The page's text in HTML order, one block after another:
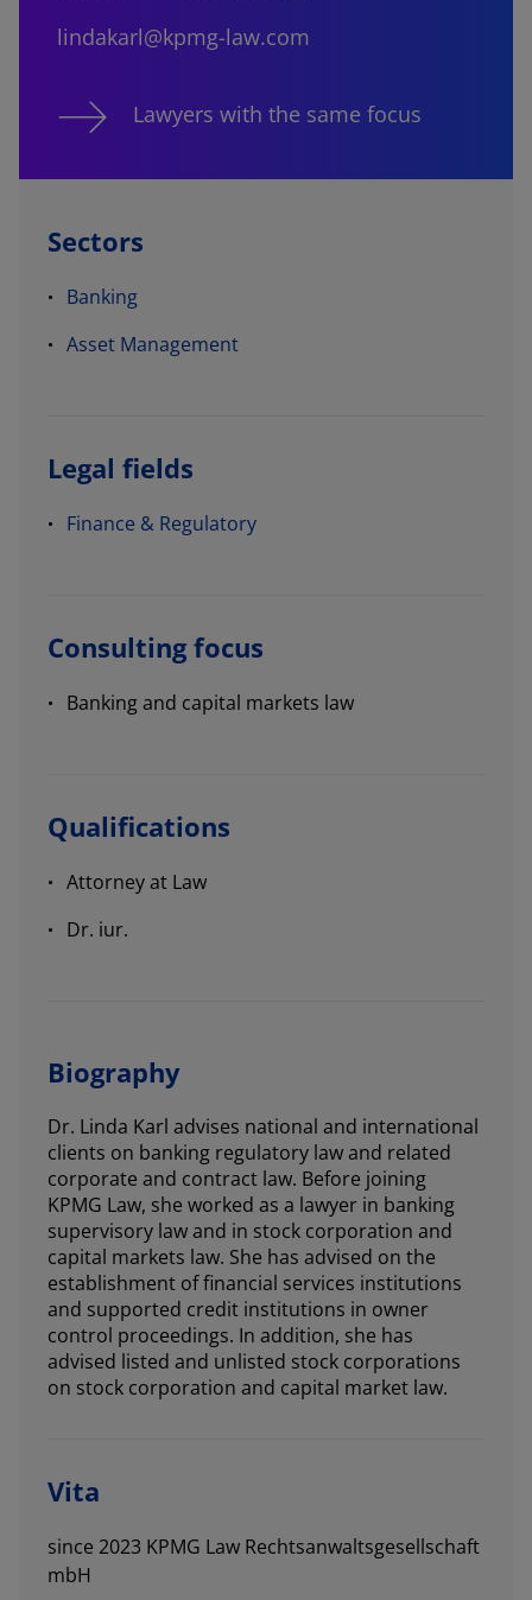
lindakarl@kpmg-law.com
Lawyers with the same focus
Sectors
Banking
Asset Management
Legal fields
Finance & Regulatory
Consulting focus
Banking and capital markets law
Qualifications
Attorney at Law
Dr. iur.
Biography
Dr. Linda Karl advises national and international
clients on banking regulatory law and related
corporate and contract law. Before joining
KPMG Law, she worked as a lawyer in banking
supervisory law and in stock corporation and
capital markets law. She has advised on the
establishment of financial services institutions
and supported credit institutions in owner
control proceedings. In addition, she has
advised listed and unlisted stock corporations
on stock corporation and capital market law.
Vita
since 2023 KPMG Law Rechtsanwaltsgesellschaft
mbH